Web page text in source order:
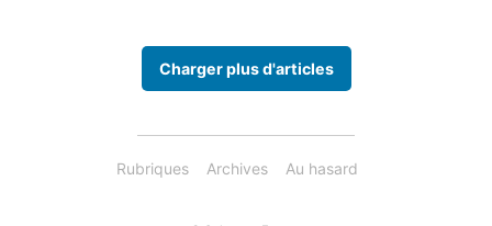
Charger plus d'articles
Rubriques Archives Au hasard